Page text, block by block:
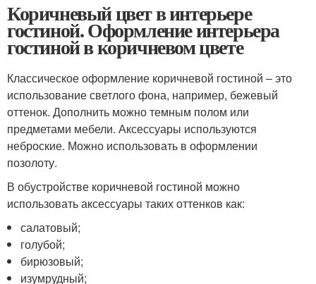
Коричневый цвет в интерьере
гостиной. Оформление интерьера
гостиной в коричневом цвете
Классическое оформление коричневой гостиной – это
использование светлого фона, например, бежевый
оттенок. Дополнить можно темным полом или
предметами мебели. Аксессуары используются
неброские. Можно использовать в оформлении
позолоту.
В обустройстве коричневой гостиной можно
использовать аксессуары таких оттенков как:
салатовый;
голубой;
бирюзовый;
изумрудный;